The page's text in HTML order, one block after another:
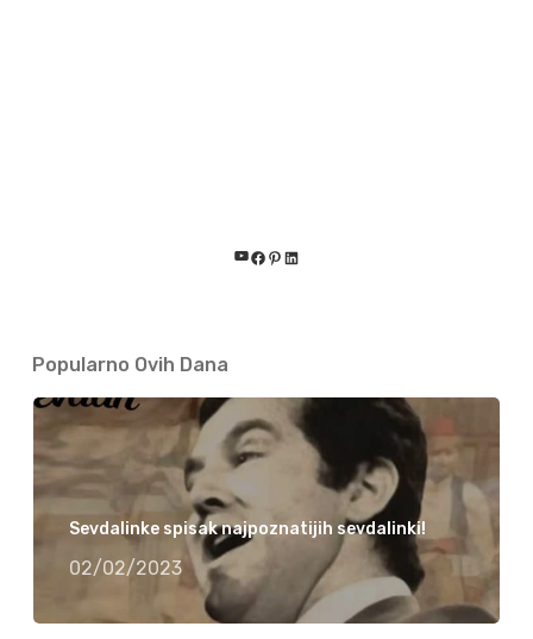
YouTube
Facebook
Pinterest
LinkedIn
Popularno Ovih Dana
Sevdalinke spisak najpoznatijih sevdalinki!
02/02/2023